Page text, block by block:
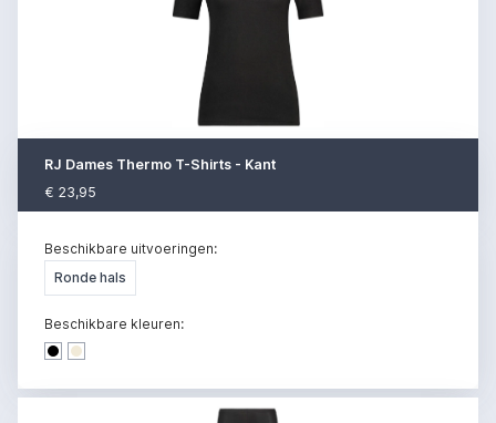
RJ Dames Thermo T-Shirts - Kant
€ 23,95
Beschikbare uitvoeringen:
Ronde hals
Beschikbare kleuren:
Dark denim
Dark denim